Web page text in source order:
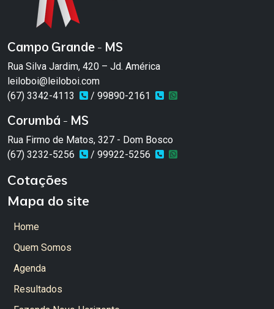
Campo Grande - MS
Rua Silva Jardim, 420 – Jd. América
leiloboi@leiloboi.com
(67) 3342-4113
/ 99890-2161
Corumbá - MS
Rua Firmo de Matos, 327 - Dom Bosco
(67) 3232-5256
/ 99922-5256
Cotações
Mapa do site
Home
Quem Somos
Agenda
Resultados